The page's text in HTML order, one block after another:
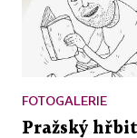
FOTOGALERIE
Pražský